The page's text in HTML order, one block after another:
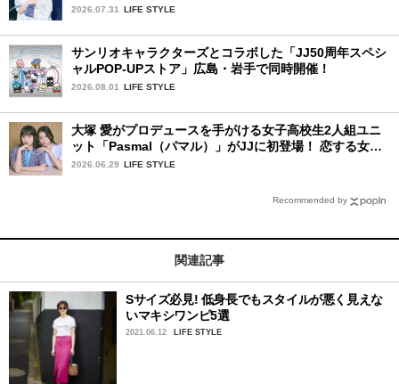
2026.07.31 LIFE STYLE
サンリオキャラクターズとコラボした「JJ50周年スペシ
ャルPOP-UPストア」広島・岩手で同時開催！
2026.08.01 LIFE STYLE
大塚 愛がプロデュースを手がける女子高校生2人組ユニ
ット「Pasmal（パマル）」がJJに初登場！ 恋する女の
コのキュンキュンする感情を歌った最新曲「BULL」を
2026.06.29 LIFE STYLE
Recommended by
関連記事
Sサイズ必見! 低身長でもスタイルが悪く見えな
いマキシワンピ5選
2021.06.12 LIFE STYLE